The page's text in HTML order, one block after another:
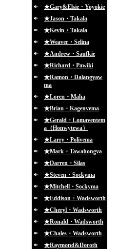
★Gary&Elsie・Yoyokie
★Jason・Takala
★Kevin・Takala
★Weaver・Selina
★Andrew・Saufkie
★Richard・Pawiki
★Ramon・Dalangyaw
ma
★Loren・Maha
★Brian・Kagenvema
★Gerald・Lomaventem
a（Honwytewa）
★Larry・Polivema
★Mark・Tawahongva
★Darren・Silas
★Steven・Sockyma
★Mitchell・Sockyma
★Eddison・Wadsworth
★Cheryl・Wadsworth
★Ronald・Wadsworth
★Chales・Wadsworth
★Raymond&Doroth